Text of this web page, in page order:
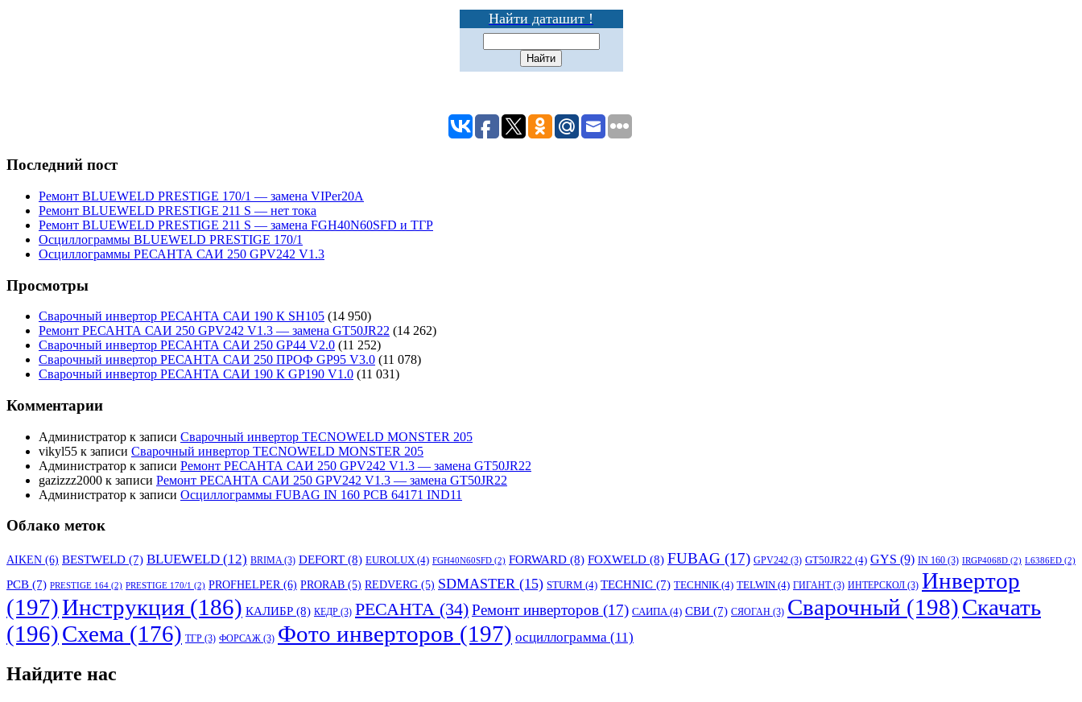
Найти даташит !
Последний пост
Ремонт BLUEWELD PRESTIGE 170/1 — замена VIPer20A
Ремонт BLUEWELD PRESTIGE 211 S — нет тока
Ремонт BLUEWELD PRESTIGE 211 S — замена FGH40N60SFD и ТГР
Осциллограммы BLUEWELD PRESTIGE 170/1
Осциллограммы РЕСАНТА САИ 250 GPV242 V1.3
Просмотры
Сварочный инвертор РЕСАНТА САИ 190 К SH105 (14 950)
Ремонт РЕСАНТА САИ 250 GPV242 V1.3 — замена GT50JR22 (14 262)
Сварочный инвертор РЕСАНТА САИ 250 GP44 V2.0 (11 252)
Сварочный инвертор РЕСАНТА САИ 250 ПРОФ GP95 V3.0 (11 078)
Сварочный инвертор РЕСАНТА САИ 190 К GP190 V1.0 (11 031)
Комментарии
Администратор к записи Сварочный инвертор TECNOWELD MONSTER 205
vikyl55 к записи Сварочный инвертор TECNOWELD MONSTER 205
Администратор к записи Ремонт РЕСАНТА САИ 250 GPV242 V1.3 — замена GT50JR22
gazizzz2000 к записи Ремонт РЕСАНТА САИ 250 GPV242 V1.3 — замена GT50JR22
Администратор к записи Осциллограммы FUBAG IN 160 PCB 64171 IND11
Облако меток
AIKEN (6) BESTWELD (7) BLUEWELD (12) BRIMA(3) DEFORT (8) EUROLUX (4) FGH40N60SFD (2) FORWARD (8) FOXWELD (8) FUBAG (17) GPV242 (3) GT50JR22 (4) GYS (9) IN 160 (3) IRGP4068D (2) L6386ED (2)
PCB (7) PRESTIGE 164 (2) PRESTIGE 170/1 (2) PROFHELPER (6) PRORAB (5) REDVERG (5) SDMASTER (15) STURM (4) TECHNIC (7) TECHNIK (4) TELWIN (4) ГИГАНТ(3) ИНТЕРСКОЛ (3) Инвертор
(197)Инструкция (186) КАЛИБР (8) КЕДР (3) РЕСАНТА (34)Ремонт инверторов (17) САИПА(4) СВИ (7) СЯОГАН (3) Сварочный (198)Скачать
(196)Схема (176) ТГР (3) ФОРСАЖ (3) Фото инверторов (197) осциллограмма (11)
Найдите нас